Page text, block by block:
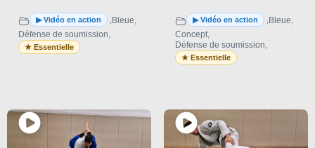
Bleue,
Défense de soumission
Bleue,
Concept
Défense de soumission